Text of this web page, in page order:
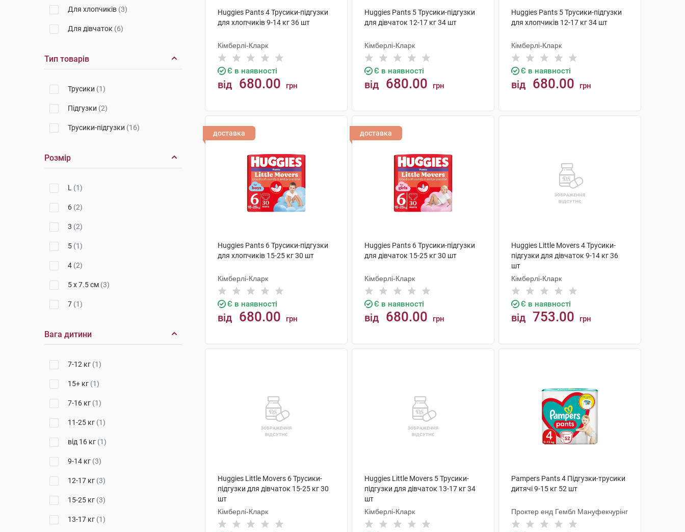
Для хлопчиків (3)
Для дівчаток (6)
Тип товарів
Трусики (1)
Підгузки (2)
Трусики-підгузки (16)
Розмір
L (1)
6 (2)
3 (2)
5 (1)
4 (2)
5 x 7.5 см (3)
7 (1)
Вага дитини
7-12 кг (1)
15+ кг (1)
7-16 кг (1)
11-25 кг (1)
від 16 кг (1)
9-14 кг (3)
12-17 кг (3)
15-25 кг (3)
13-17 кг (1)
Huggies Pants 4 Трусики-підгузки
для хлопчиків 9-14 кг 36 шт
Кімберлі-Кларк
Є в наявності
від 680.00 грн
Huggies Pants 5 Трусики-підгузки
для дівчаток 12-17 кг 34 шт
Кімберлі-Кларк
Є в наявності
від 680.00 грн
Huggies Pants 5 Трусики-підгузки
для хлопчиків 12-17 кг 34 шт
Кімберлі-Кларк
Є в наявності
від 680.00 грн
доставка
Huggies Pants 6 Трусики-підгузки
для хлопчиків 15-25 кг 30 шт
Кімберлі-Кларк
Є в наявності
від 680.00 грн
доставка
Huggies Pants 6 Трусики-підгузки
для дівчаток 15-25 кг 30 шт
Кімберлі-Кларк
Є в наявності
від 680.00 грн
Huggies Little Movers 4 Трусики-
підгузки для дівчаток 9-14 кг 36
шт
Кімберлі-Кларк
Є в наявності
від 753.00 грн
Huggies Little Movers 6 Трусики-
підгузки для дівчаток 15-25 кг 30
шт
Кімберлі-Кларк
Huggies Little Movers 5 Трусики-
підгузки для дівчаток 13-17 кг 34
шт
Кімберлі-Кларк
Pampers Pants 4 Підгузки-трусики
дитячі 9-15 кг 52 шт
Проктер енд Гембл Мануфекчурінг